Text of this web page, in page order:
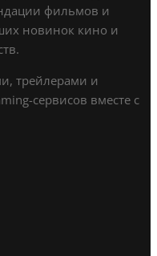
фильмов и
новинок кино и
трейлерами и
сервисов вместе с